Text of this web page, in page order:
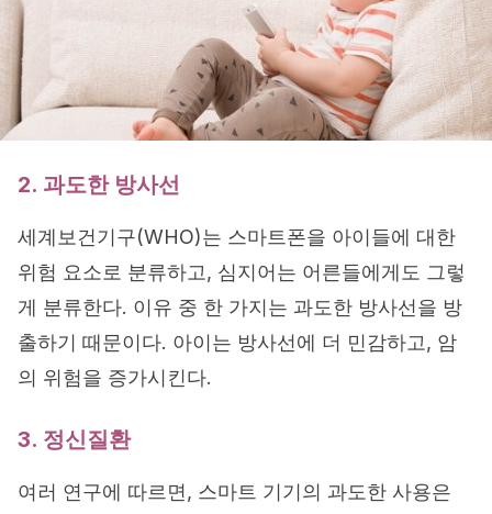
2. 과도한 방사선
세계보건기구(WHO)는 스마트폰을 아이들에 대한
위험 요소로 분류하고, 심지어는 어른들에게도 그렇
게 분류한다. 이유 중 한 가지는 과도한 방사선을 방
출하기 때문이다. 아이는 방사선에 더 민감하고, 암
의 위험을 증가시킨다.
3. 정신질환
여러 연구에 따르면, 스마트 기기의 과도한 사용은